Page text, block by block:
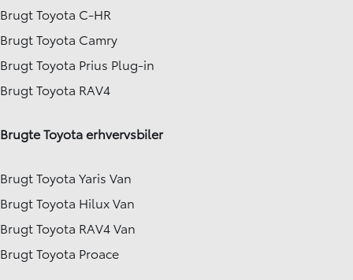
Brugt Toyota C-HR
Brugt Toyota Camry
Brugt Toyota Prius Plug-in
Brugt Toyota RAV4
Brugte Toyota erhvervsbiler
Brugt Toyota Yaris Van
Brugt Toyota Hilux Van
Brugt Toyota RAV4 Van
Brugt Toyota Proace